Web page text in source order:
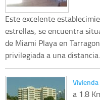
Este excelente
estrellas, se encuentra
de Miami Playa en
privilegiada a una
a 1.8